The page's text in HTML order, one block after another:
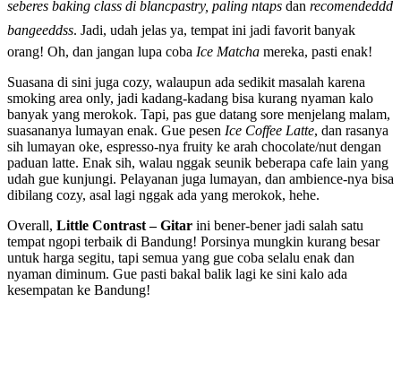
seberes baking class di blancpastry, paling ntaps dan recomendeddd
bangeeddss. Jadi, udah jelas ya, tempat ini jadi favorit banyak
orang! Oh, dan jangan lupa coba Ice Matcha mereka, pasti enak!
Suasana di sini juga cozy, walaupun ada sedikit masalah karena
smoking area only, jadi kadang-kadang bisa kurang nyaman kalo
banyak yang merokok. Tapi, pas gue datang sore menjelang malam,
suasananya lumayan enak. Gue pesen Ice Coffee Latte, dan rasanya
sih lumayan oke, espresso-nya fruity ke arah chocolate/nut dengan
paduan latte. Enak sih, walau nggak seunik beberapa cafe lain yang
udah gue kunjungi. Pelayanan juga lumayan, dan ambience-nya bisa
dibilang cozy, asal lagi nggak ada yang merokok, hehe.
Overall, Little Contrast – Gitar ini bener-bener jadi salah satu
tempat ngopi terbaik di Bandung! Porsinya mungkin kurang besar
untuk harga segitu, tapi semua yang gue coba selalu enak dan
nyaman diminum. Gue pasti bakal balik lagi ke sini kalo ada
kesempatan ke Bandung!